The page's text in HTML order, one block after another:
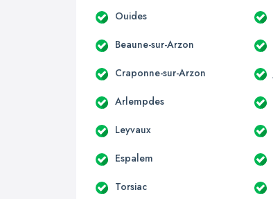
Ouides
Beaune-sur-Arzon
Craponne-sur-Arzon
Arlempdes
Leyvaux
Espalem
Torsiac